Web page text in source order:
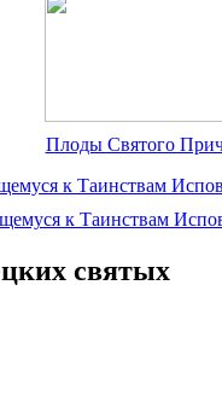
Плоды Святого
к Таинствам
святых